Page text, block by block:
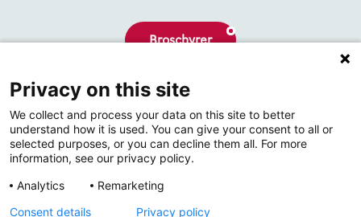
Broschyrer
Om oss
Kontakta
Privacy on this site
We collect and process your data on this site to better
understand how it is used. You can give your consent to all or
selected purposes, or you can decline them all. For more
information, see our privacy policy.
Analytics
Remarketing
Consent details
Privacy policy